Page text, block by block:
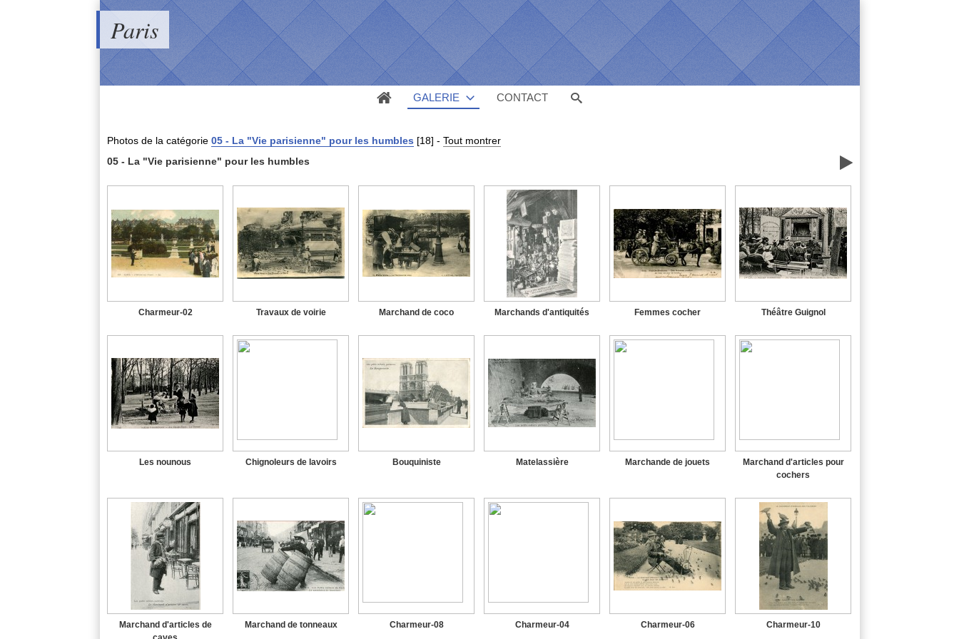
Paris
GALERIE CONTACT
Photos de la catégorie 05 - La "Vie parisienne" pour les humbles [18] - Tout montrer
05 - La "Vie parisienne" pour les humbles

Charmeur-02 Travaux de voirie Marchand de coco Marchands d'antiquités Femmes cocher Théâtre Guignol
Les nounous Chignoleurs de lavoirs Bouquiniste Matelassière Marchande de jouets
Marchand d'articles pour
cochers
Marchand d'articles de
Marchand de tonneaux Charmeur-08 Charmeur-04 Charmeur-06 Charmeur-10